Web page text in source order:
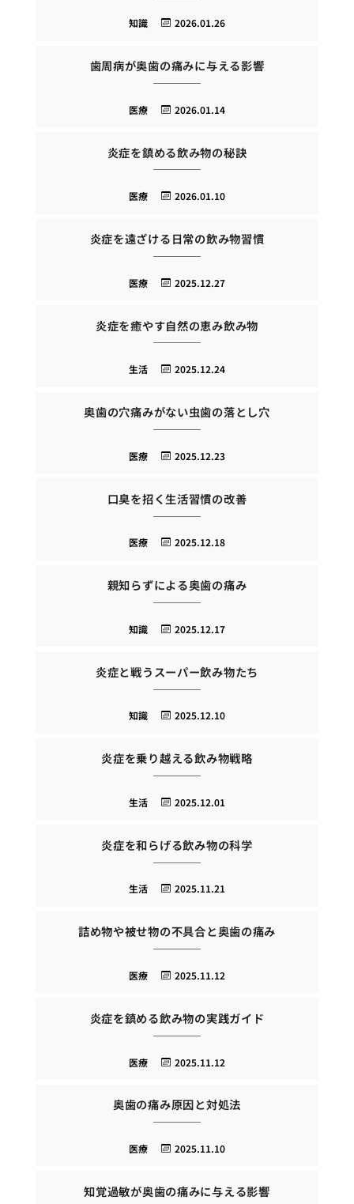
2026.01.26
知識
歯周病が奥歯の痛みに与える影響
2026.01.14
医療
炎症を鎮める飲み物の秘訣
2026.01.10
医療
炎症を遠ざける日常の飲み物習慣
2025.12.27
医療
炎症を癒やす自然の恵み飲み物
2025.12.24
生活
奥歯の穴痛みがない虫歯の落とし穴
2025.12.23
医療
口臭を招く生活習慣の改善
2025.12.18
医療
親知らずによる奥歯の痛み
2025.12.17
知識
炎症と戦うスーパー飲み物たち
2025.12.10
知識
炎症を乗り越える飲み物戦略
2025.12.01
生活
炎症を和らげる飲み物の科学
2025.11.21
生活
詰め物や被せ物の不具合と奥歯の痛み
2025.11.12
医療
炎症を鎮める飲み物の実践ガイド
2025.11.12
医療
奥歯の痛み原因と対処法
2025.11.10
医療
知覚過敏が奥歯の痛みに与える影響